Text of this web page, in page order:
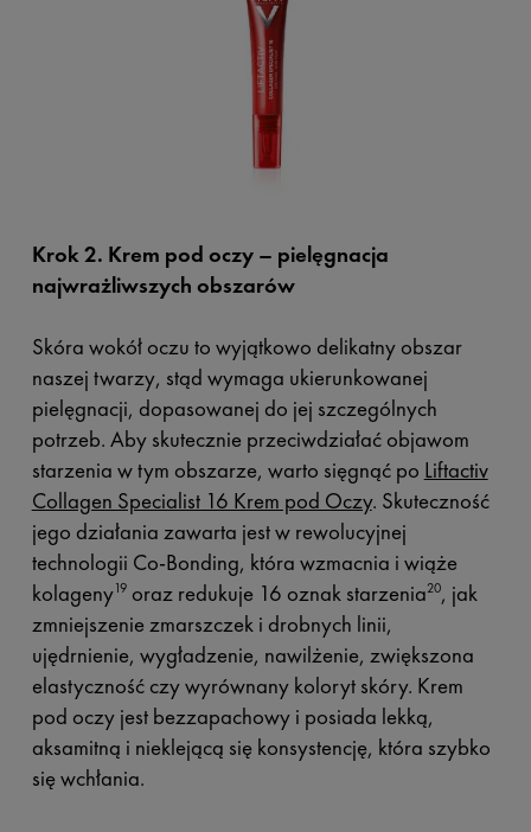
Krok 2. Krem pod oczy – pielęgnacja
najwrażliwszych obszarów
Skóra wokół oczu to wyjątkowo delikatny obszar
naszej twarzy, stąd wymaga ukierunkowanej
pielęgnacji, dopasowanej do jej szczególnych
potrzeb. Aby skutecznie przeciwdziałać objawom
starzenia w tym obszarze, warto sięgnąć po Liftactiv
Collagen Specialist 16 Krem pod Oczy. Skuteczność
jego działania zawarta jest w rewolucyjnej
technologii Co-Bonding, która wzmacnia i wiąże
kolageny19oraz redukuje 16 oznak starzenia20, jak
zmniejszenie zmarszczek i drobnych linii,
ujędrnienie, wygładzenie, nawilżenie, zwiększona
elastyczność czy wyrównany koloryt skóry. Krem
pod oczy jest bezzapachowy i posiada lekką,
aksamitną i nieklejącą się konsystencję, która szybko
się wchłania.